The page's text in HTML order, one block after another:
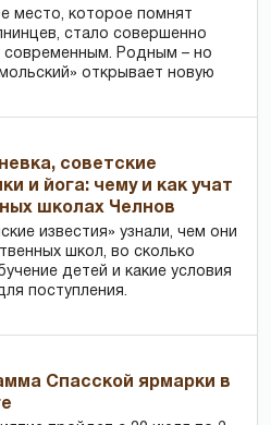
место, которое помнят
стало совершенно
современным. Родным – но
открывает новую
советские
и йога: чему и как учат
школах Челнов
известия» узнали, чем они
школ, во сколько
детей и какие условия
поступления.
Спасской ярмарки в